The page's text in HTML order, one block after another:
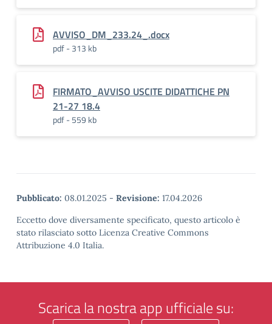
AVVISO_DM_233.24_.docx
pdf - 313 kb
FIRMATO_AVVISO USCITE DIDATTICHE PN
21-27 18.4
pdf - 559 kb
Pubblicato: 08.01.2025 - Revisione: 17.04.2026
Eccetto dove diversamente specificato, questo articolo è
stato rilasciato sotto Licenza Creative Commons
Attribuzione 4.0 Italia.
Scarica la nostra app ufficiale su: